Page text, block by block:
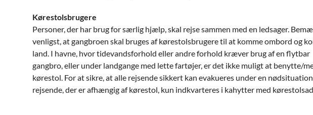
Kørestolsbrugere
Personer, der har brug for særlig hjælp, skal rejse sammen med en ledsager.
venligst, at gangbroen skal bruges af kørestolsbrugere til at komme ombord og
land. I havne, hvor tidevandsforhold eller andre forhold kræver brug af en flytbar
gangbro, eller under landgange med lette fartøjer, er det ikke muligt at benytte/
kørestol. For at sikre, at alle rejsende sikkert kan evakueres under en
rejsende, der er afhængig af kørestol, kun indkvarteres i kahytter med